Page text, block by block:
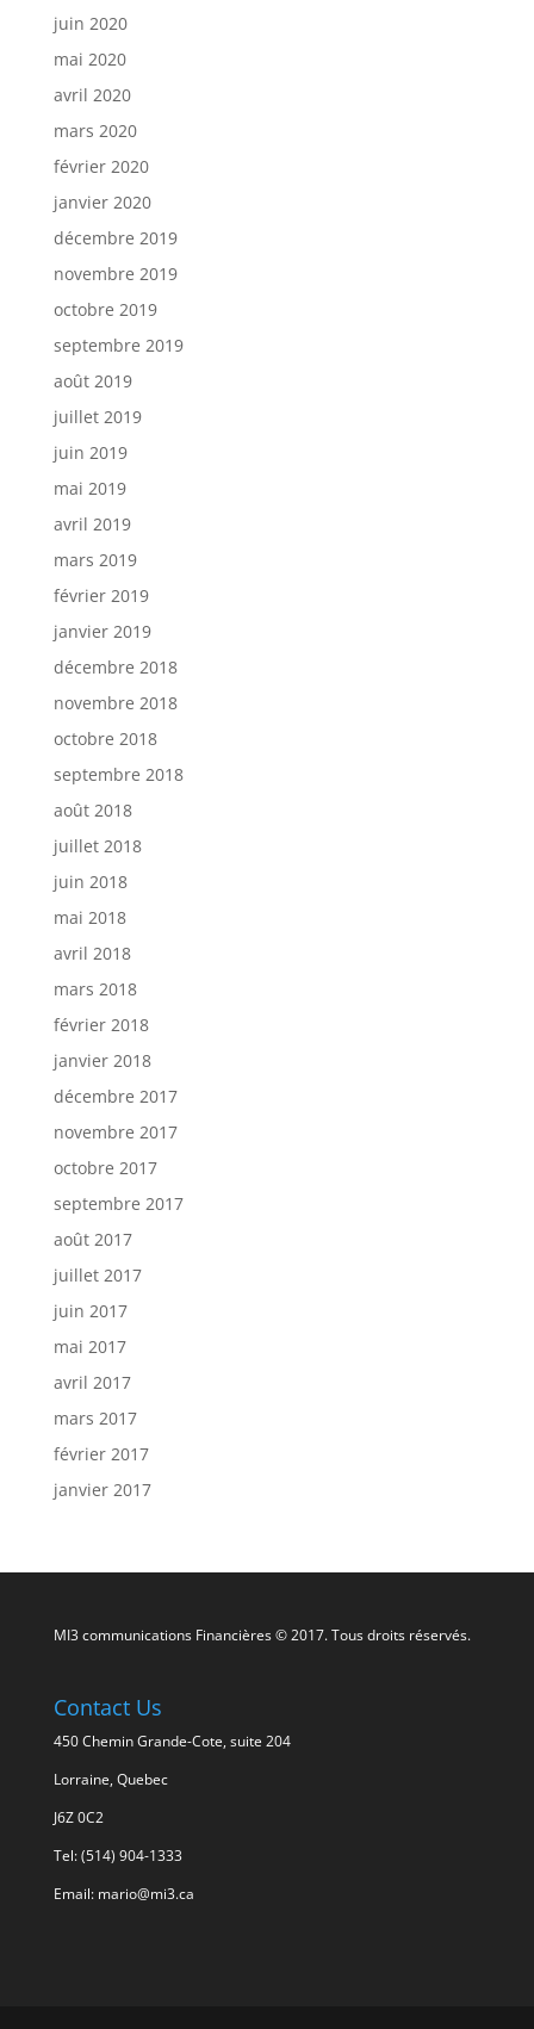
juin 2020
mai 2020
avril 2020
mars 2020
février 2020
janvier 2020
décembre 2019
novembre 2019
octobre 2019
septembre 2019
août 2019
juillet 2019
juin 2019
mai 2019
avril 2019
mars 2019
février 2019
janvier 2019
décembre 2018
novembre 2018
octobre 2018
septembre 2018
août 2018
juillet 2018
juin 2018
mai 2018
avril 2018
mars 2018
février 2018
janvier 2018
décembre 2017
novembre 2017
octobre 2017
septembre 2017
août 2017
juillet 2017
juin 2017
mai 2017
avril 2017
mars 2017
février 2017
janvier 2017
MI3 communications Financières © 2017. Tous droits réservés.
Contact Us
450 Chemin Grande-Cote, suite 204
Lorraine, Quebec
J6Z 0C2
Tel: (514) 904-1333
Email: mario@mi3.ca